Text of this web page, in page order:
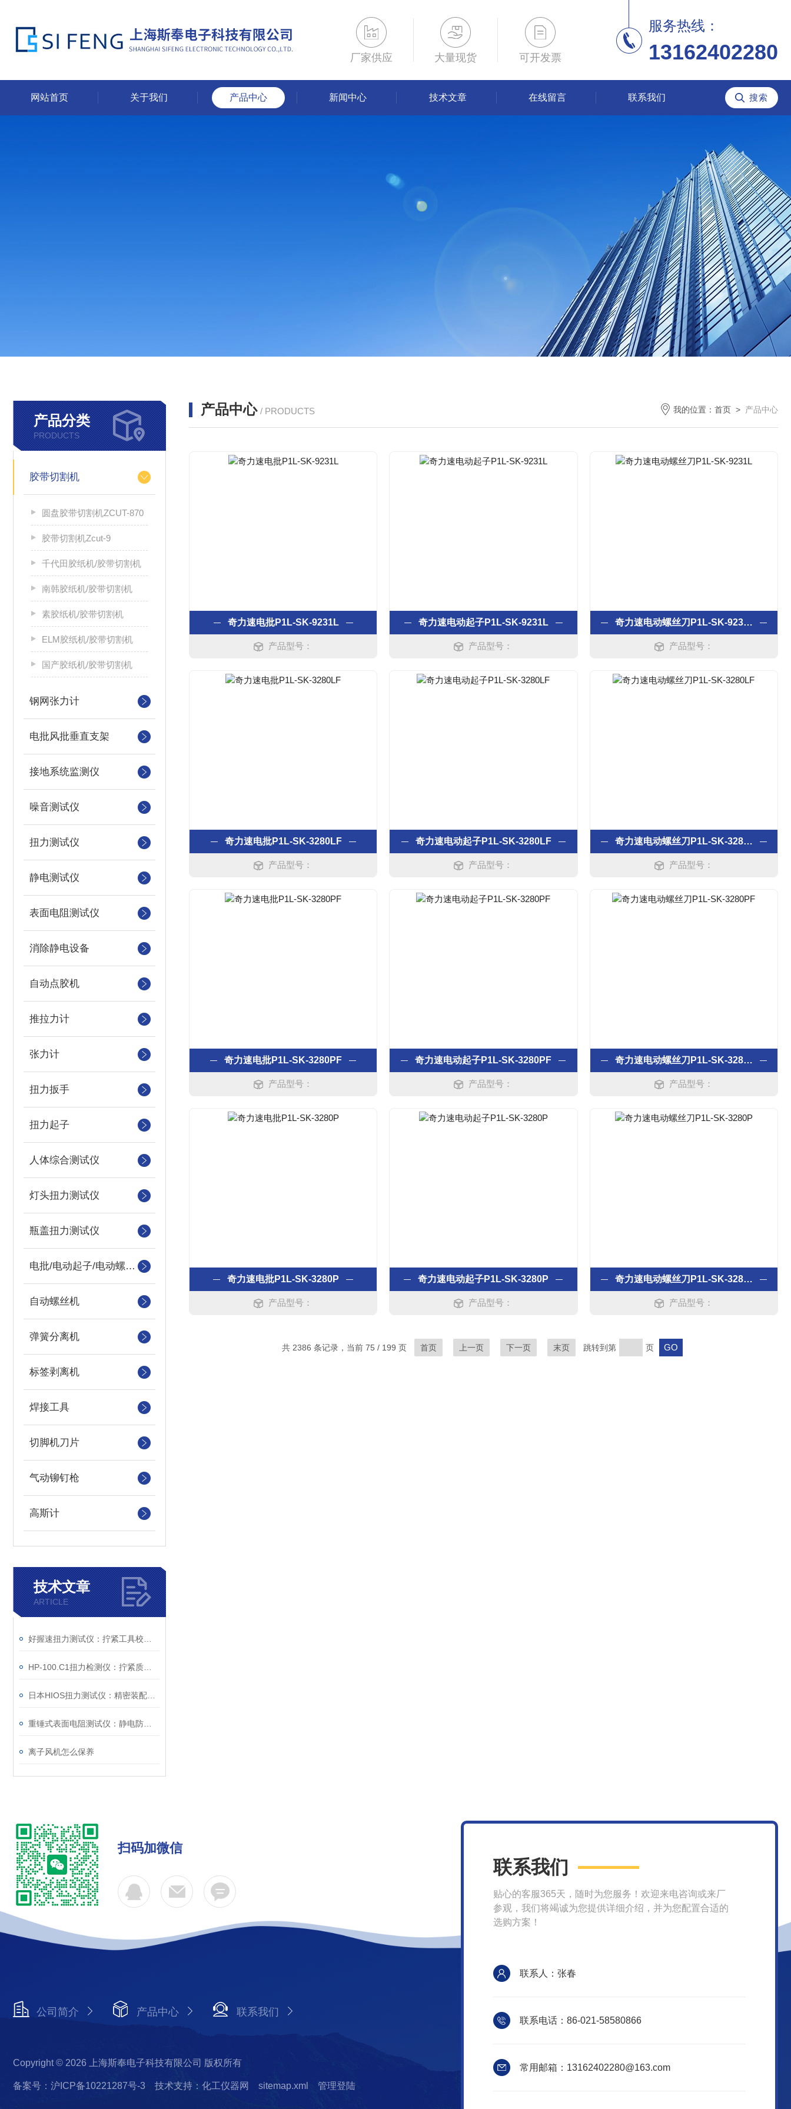
厂家供应 大量现货 可开发票
服务热线：
13162402280
网站首页 关于我们 产品中心 新闻中心 技术文章 在线留言 联系我们
产品分类
PRODUCTS
胶带切割机
圆盘胶带切割机ZCUT-870
胶带切割机Zcut-9
千代田胶纸机/胶带切割机
南韩胶纸机/胶带切割机
素胶纸机/胶带切割机
ELM胶纸机/胶带切割机
国产胶纸机/胶带切割机
钢网张力计
电批风批垂直支架
接地系统监测仪
噪音测试仪
扭力测试仪
静电测试仪
表面电阻测试仪
消除静电设备
自动点胶机
推拉力计
张力计
扭力扳手
扭力起子
人体综合测试仪
灯头扭力测试仪
瓶盖扭力测试仪
电批/电动起子/电动螺丝刀
自动螺丝机
弹簧分离机
标签剥离机
焊接工具
切脚机刀片
气动铆钉枪
高斯计
技术文章
ARTICLE
离子风机怎么保养
产品中心 / PRODUCTS 我的位置： 首页 > 产品中心
奇力速电批P1L-SK-9231L
产品型号：
奇力速电动起子P1L-SK-9231L
产品型号：
奇力速电动螺丝刀P1L-SK-9231L
产品型号：
奇力速电批P1L-SK-3280LF
产品型号：
奇力速电动起子P1L-SK-3280LF
产品型号：
奇力速电动螺丝刀P1L-SK-3280LF
产品型号：
奇力速电批P1L-SK-3280PF
产品型号：
奇力速电动起子P1L-SK-3280PF
产品型号：
奇力速电动螺丝刀P1L-SK-3280PF
产品型号：
奇力速电批P1L-SK-3280P
产品型号：
奇力速电动起子P1L-SK-3280P
产品型号：
奇力速电动螺丝刀P1L-SK-3280P
产品型号：
共 2386 条记录，当前 75 / 199 页 首页 上一页 下一页 末页 跳转到第 页
扫码加微信
公司简介 产品中心 联系我们
Copyright © 2026 上海斯奉电子科技有限公司 版权所有
备案号：沪ICP备10221287号-3 技术支持：化工仪器网 sitemap.xml 管理登陆
联系我们
贴心的客服365天，随时为您服务！欢迎来电咨询或来厂
参观，我们将竭诚为您提供详细介绍，并为您配置合适的
选购方案！
联系人：张春
联系电话：86-021-58580866
常用邮箱：13162402280@163.com